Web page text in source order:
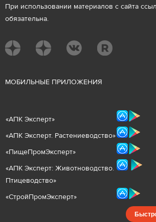
При использовании материалов с сайта
обязательна.
МОБИЛЬНЫЕ ПРИЛОЖЕНИЯ
«АПК Эксперт»
«АПК Эксперт. Растениеводство»
«ПищеПромЭксперт»
«АПК Эксперт: Животноводство.
Птицеводство»
«СтройПромЭксперт»